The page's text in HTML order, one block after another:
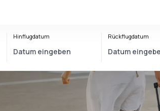
Hinflugdatum Rückflugdatum